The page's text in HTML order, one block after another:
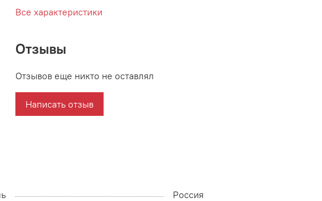
Все характеристики
Отзывы
Отзывов еще никто не оставлял
Написать отзыв
Россия